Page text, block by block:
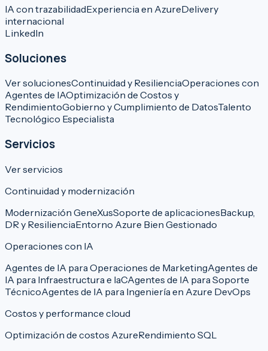
IA con trazabilidadExperiencia en AzureDelivery
internacional
LinkedIn
Soluciones
Ver solucionesContinuidad y ResilienciaOperaciones con
Agentes de IAOptimización de Costos y
RendimientoGobierno y Cumplimiento de DatosTalento
Tecnológico Especialista
Servicios
Ver servicios
Continuidad y modernización
Modernización GeneXusSoporte de aplicacionesBackup,
DR y ResilienciaEntorno Azure Bien Gestionado
Operaciones con IA
Agentes de IA para Operaciones de MarketingAgentes de
IA para Infraestructura e IaCAgentes de IA para Soporte
TécnicoAgentes de IA para Ingeniería en Azure DevOps
Costos y performance cloud
Optimización de costos AzureRendimiento SQL